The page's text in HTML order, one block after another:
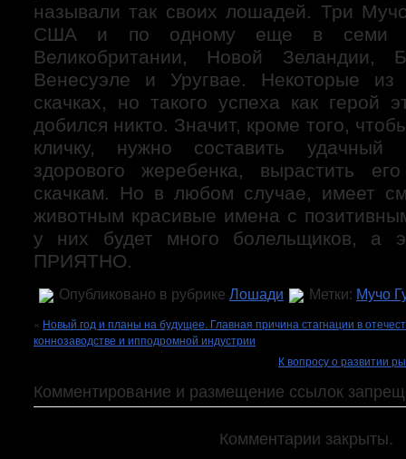
называли так своих лошадей. Три
США и по одному еще в семи
Великобритании, Новой Зеландии,
Венесуэле и Уругвае. Некоторые
скачках, но такого успеха как герой
добился никто. Значит, кроме того,
кличку, нужно составить удачный
здорового жеребенка, вырастить
скачкам. Но в любом случае, имеет
животным красивые имена с
у них будет много болельщиков, а
ПРИЯТНО.
Опубликовано в рубрике Лошади Метки: Мучо
« Новый год и планы на будущее. Главная причина стагнации в
коннозаводстве и ипподромной индустрии
К вопросу о развитии
Комментирование и размещение ссылок
Комментарии закрыты.